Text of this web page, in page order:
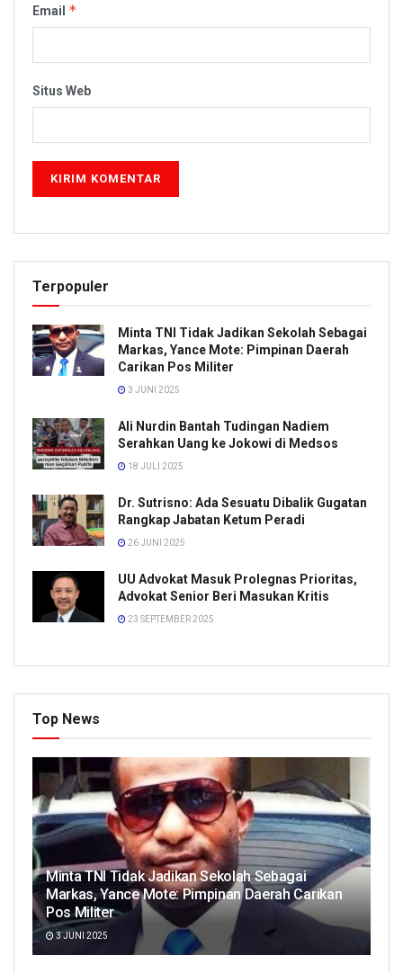
Email *
Situs Web
Terpopuler
Minta TNI Tidak Jadikan Sekolah Sebagai
Markas, Yance Mote: Pimpinan Daerah
Carikan Pos Militer
3 JUNI 2025
Ali Nurdin Bantah Tudingan Nadiem
Serahkan Uang ke Jokowi di Medsos
18 JULI 2025
Dr. Sutrisno: Ada Sesuatu Dibalik Gugatan
Rangkap Jabatan Ketum Peradi
26 JUNI 2025
UU Advokat Masuk Prolegnas Prioritas,
Advokat Senior Beri Masukan Kritis
23 SEPTEMBER 2025
Top News
Minta TNI Tidak Jadikan Sekolah Sebagai
Markas, Yance Mote: Pimpinan Daerah Carikan
Pos Militer
3 JUNI 2025